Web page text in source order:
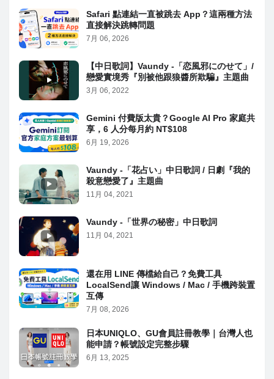
Safari 點連結一直被跳去 App？這兩種方法
直接解決跳轉問題
7月 06, 2026
【中日歌詞】Vaundy -「恋風邪にのせて」/
戀愛實境秀『別被他跟狼醬所欺騙』主題曲
3月 06, 2022
Gemini 付費版太貴？Google AI Pro 家庭共
享，6 人分每月約 NT$108
6月 19, 2026
Vaundy -「花占い」中日歌詞 / 日劇『我的
殺意戀愛了』主題曲
11月 04, 2021
Vaundy -「世界の秘密」中日歌詞
11月 04, 2021
還在用 LINE 傳檔給自己？免費工具
LocalSend讓 Windows / Mac / 手機跨裝置
互傳
7月 08, 2026
日本UNIQLO、GU會員註冊教學｜台灣人也
能申請？帳號設定完整步驟
6月 13, 2025